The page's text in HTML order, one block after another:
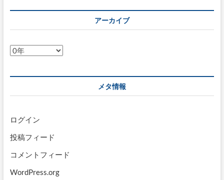
アーカイブ
ア
ブ
メタ情報
ログイン
投稿フィード
コメントフィード
WordPress.org